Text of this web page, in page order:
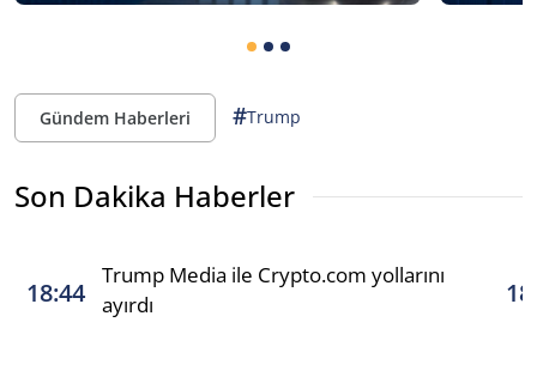
Gündem Haberleri #Trump
Son Dakika Haberler
18:44
Trump Media ile Crypto.com yollarını
ayırdı